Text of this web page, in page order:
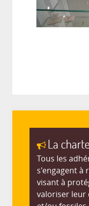
La charte
Tous les
s'engagent à
visant à
valoriser leur